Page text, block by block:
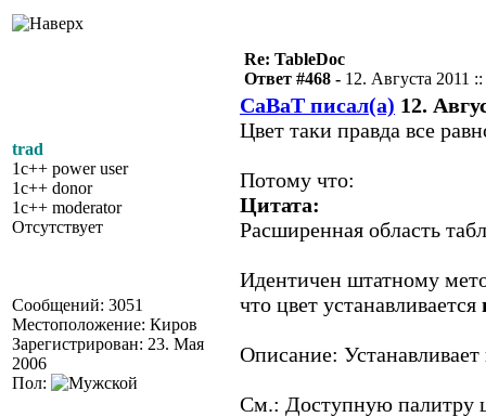
trad
1c++ power user
1c++ donor
1c++ moderator
Отсутствует
Сообщений: 3051
Местоположение: Киров
Зарегистрирован: 23. Мая
2006
Пол:
Re: TableDoc
Ответ #468 - 12. Августа 2011
CaBaT писал(а) 12.
Цвет таки правда все
Потому что:
Цитата:
Расширенная область
Идентичен штатному
что цвет устанавливается
Описание:
См.: Доступную палитру